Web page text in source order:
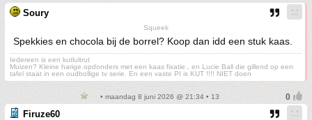
Soury
Squeek
Spekkies en chocola bij de borrel? Koop dan idd een stuk kaas.
Iedereen is een kutlultrut
Muizen? Kleine harige opdonders met een kaas fixatie., en Lucie Ball die gillend op een
tafel staat in een oudbollige tv serie. En een vaste PI is KUT !!!! NIET doen
• maandag 8 juni 2026 @ 21:34 • 13
Firuze60